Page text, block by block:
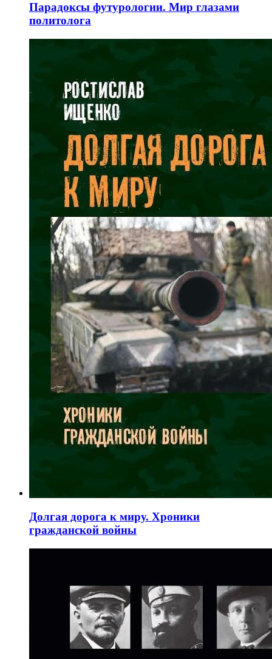
Парадоксы футурологии. Мир глазами
политолога
Долгая дорога к миру. Хроники
гражданской войны